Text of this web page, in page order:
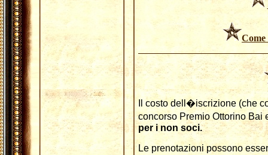
Come
Il costo dell�iscrizione (che
concorso Premio Ottorino
per i non soci.
Le prenotazioni possono